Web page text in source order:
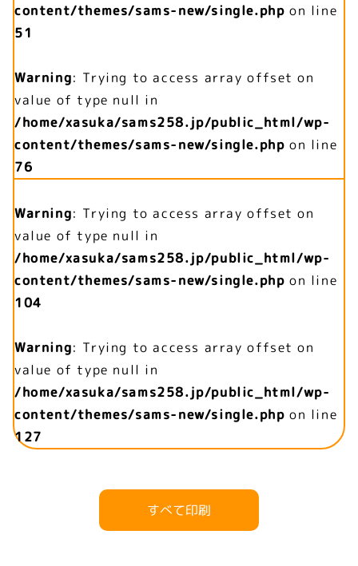
content/themes/sams-new/single.php on line
51
Warning: Trying to access array offset on
value of type null in
/home/xasuka/sams258.jp/public_html/wp-
content/themes/sams-new/single.php on line
76
Warning: Trying to access array offset on
value of type null in
/home/xasuka/sams258.jp/public_html/wp-
content/themes/sams-new/single.php on line
104
Warning: Trying to access array offset on
value of type null in
/home/xasuka/sams258.jp/public_html/wp-
content/themes/sams-new/single.php on line
127
すべて印刷